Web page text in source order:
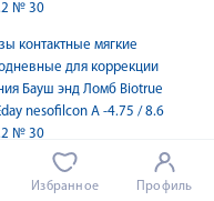
№ 30
контактные мягкие
для коррекции
Бауш энд Ломб Biotrue
nesofilcon A -4.75 / 8.6
№ 30
очковые 0,00 CR-39
Избранное Профиль